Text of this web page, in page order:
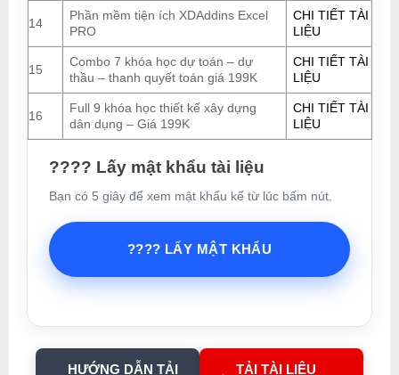
14
Phần mềm tiện ích XDAddins Excel
PRO
CHI TIẾT TÀI
LIỆU
15
Combo 7 khóa học dự toán – dự
thầu – thanh quyết toán giá 199K
CHI TIẾT TÀI
LIỆU
16
Full 9 khóa học thiết kế xây dựng
dân dụng – Giá 199K
CHI TIẾT TÀI
LIỆU
???? Lấy mật khẩu tài liệu
Bạn có 5 giây để xem mật khẩu kể từ lúc bấm nút.
???? LẤY MẬT KHẨU
HƯỚNG DẪN TẢI TẢI TÀI LIỆU